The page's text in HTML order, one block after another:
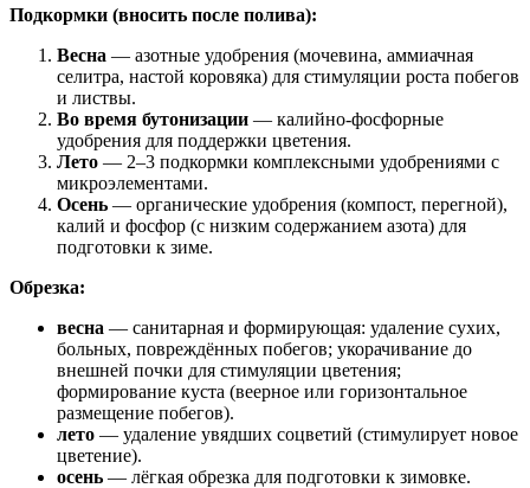
Подкормки (вносить после полива):
Весна — азотные удобрения (мочевина, аммиачная
селитра, настой коровяка) для стимуляции роста побегов
и листвы.
Во время бутонизации — калийно‑фосфорные
удобрения для поддержки цветения.
Лето — 2–3 подкормки комплексными удобрениями с
микроэлементами.
Осень — органические удобрения (компост, перегной),
калий и фосфор (с низким содержанием азота) для
подготовки к зиме.
Обрезка:
весна — санитарная и формирующая: удаление сухих,
больных, повреждённых побегов; укорачивание до
внешней почки для стимуляции цветения;
формирование куста (веерное или горизонтальное
размещение побегов).
лето — удаление увядших соцветий (стимулирует новое
цветение).
осень — лёгкая обрезка для подготовки к зимовке.